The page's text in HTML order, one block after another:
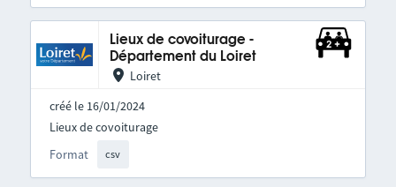
Lieux de covoiturage -
Département du Loiret
Loiret
créé le 16/01/2024
Format csv
Lieux de covoiturage